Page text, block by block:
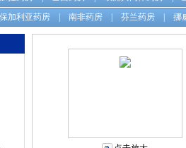
保加利亚药房 南非药房 芬兰药房 挪